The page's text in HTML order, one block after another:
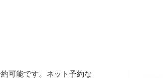
可能です。ネット予約な